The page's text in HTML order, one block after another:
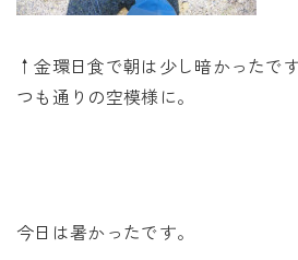
↑金環日食で朝は少し暗かったで
つも通りの空模様に。
今日は暑かったです。